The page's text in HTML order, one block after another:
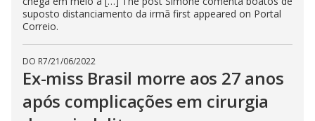
suposto distanciamento da irmã first appeared on Portal
Correio.
DO R7/21/06/2022
Ex-miss Brasil morre aos 27 anos
após complicações em cirurgia